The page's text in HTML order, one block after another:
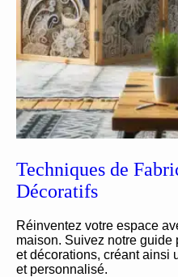
Techniques de
Décoratifs
Réinventez votre espace
maison. Suivez notre guide
et décorations, créant ainsi
et personnalisé.